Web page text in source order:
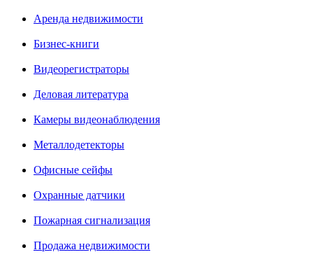
Аренда недвижимости
Бизнес-книги
Видеорегистраторы
Деловая литература
Камеры видеонаблюдения
Металлодетекторы
Офисные сейфы
Охранные датчики
Пожарная сигнализация
Продажа недвижимости